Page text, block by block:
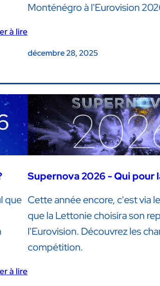
à lire
Monténégro à l'Eurovision
décembre 28, 2025
que
à lire
Supernova 2026 - Qui pour
Cette année encore, c'est via
que la Lettonie choisira son
l'Eurovision. Découvrez les
compétition.